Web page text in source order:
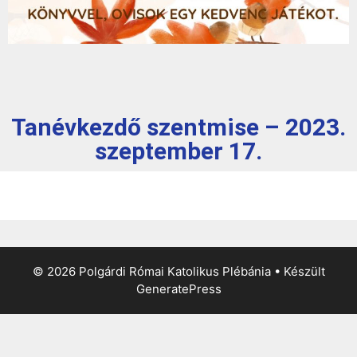
Tanévkezdő szentmise – 2023.
szeptember 17.
© 2026 Polgárdi Római Katolikus Plébánia• Készült
GeneratePress